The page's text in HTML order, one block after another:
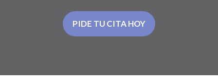
PIDE TU CITA HOY